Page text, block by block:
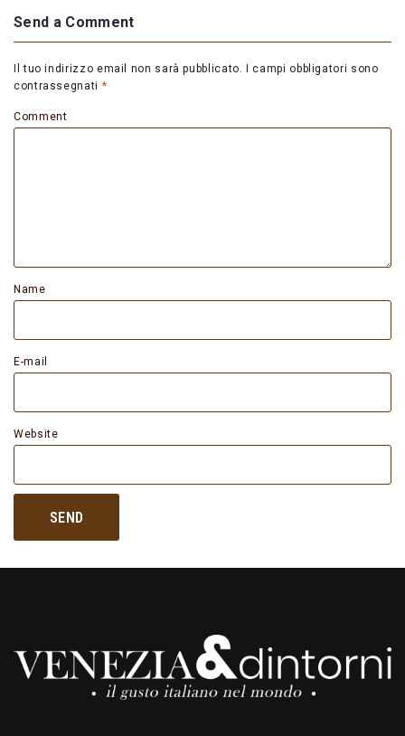
Send a Comment
Il tuo indirizzo email non sarà pubblicato. I campi obbligatori sono
contrassegnati *
Comment
Name
E-mail
Website